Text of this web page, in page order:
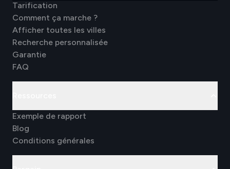
Tarification
Comment ça marche ?
Afficher toutes les villes
Recherche personnalisée
Garantie
FAQ
Exemple de rapport
Blog
Conditions générales